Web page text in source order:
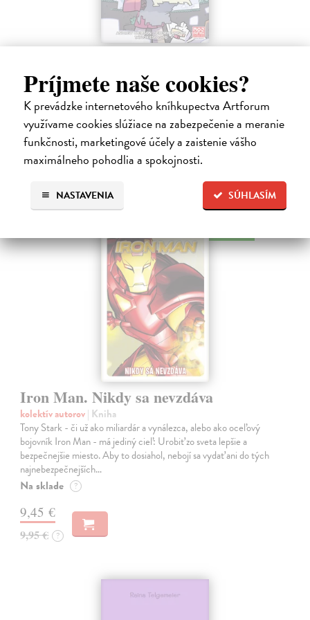
Príjmete naše cookies?
K prevádzke internetového kníhkupectva Artforum
využívame cookies slúžiace na zabezpečenie a meranie
funkčnosti, marketingové účely a zaistenie vášho
maximálneho pohodlia a spokojnosti.
SÚHLASÍM
NASTAVENIA
Clemson Andrew, Lawson Jeremy, Esposito Taylor
| Kniha
Druhé pokračovanie napínavého dobrodružstva zo sveta Minecraftu.
Samotársky farmár Cobb sa chce len starať o svoju úrodu, zbierať
suroviny a mať pokoj.
Na sklade
9,45 €
Iron Man. Nikdy sa nevzdáva
kolektív autorov| Kniha
Tony Stark - či už ako miliardár a vynálezca, alebo ako oceľový
bojovník Iron Man - má jediný cieľ: Urobiť zo sveta lepšie a
bezpečnejšie miesto. Aby to dosiahol, nebojí sa vydať ani do tých
najnebezpečnejších…
Na sklade ?
9,45 €
9,95 € ?